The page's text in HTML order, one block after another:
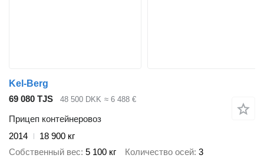
Kel-Berg
69 080 TJS
48 500 DKK ≈ 6 488 €
Прицеп контейнеровоз
2014
18 900 кг
Собственный вес 5 100 кг Количество осей 3